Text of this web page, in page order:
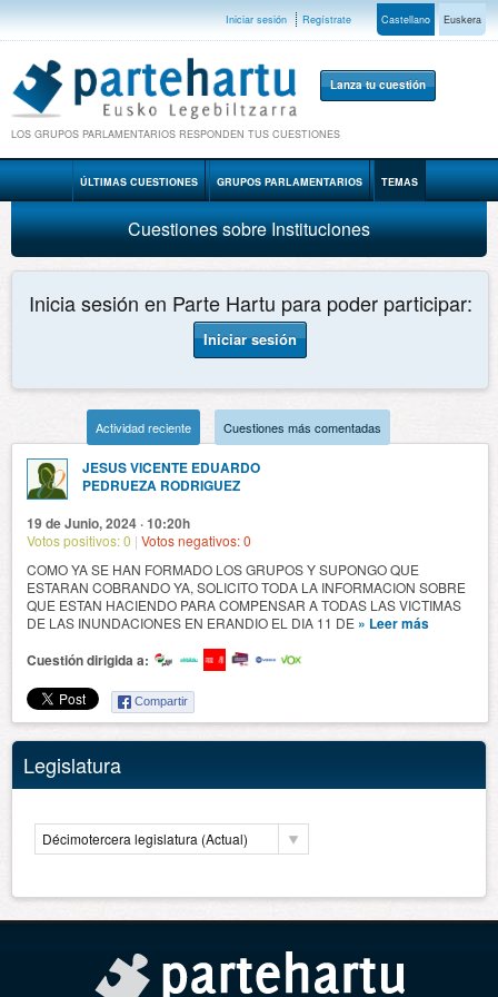
Iniciar sesión Regístrate Castellano Euskera
Lanza tu cuestión
LOS GRUPOS PARLAMENTARIOS RESPONDEN TUS CUESTIONES
ÚLTIMAS CUESTIONES GRUPOS PARLAMENTARIOS TEMAS
Cuestiones sobre Instituciones
Inicia sesión en Parte Hartu para poder participar:
Iniciar sesión
Actividad reciente Cuestiones más comentadas
JESUS VICENTE EDUARDO
PEDRUEZA RODRIGUEZ
19 de Junio, 2024 · 10:20h
Votos positivos:0 | Votos negativos:0
COMO YA SE HAN FORMADO LOS GRUPOS Y SUPONGO QUE
ESTARAN COBRANDO YA, SOLICITO TODA LA INFORMACION SOBRE
QUE ESTAN HACIENDO PARA COMPENSAR A TODAS LAS VICTIMAS
DE LAS INUNDACIONES EN ERANDIO EL DIA 11 DE » Leer más
Cuestión dirigida a:
Compartir
Legislatura
Décimotercera legislatura (Actual)